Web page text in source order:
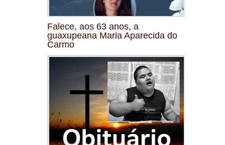
Falece, aos 63 anos, a
guaxupeana Maria Aparecida do
Carmo